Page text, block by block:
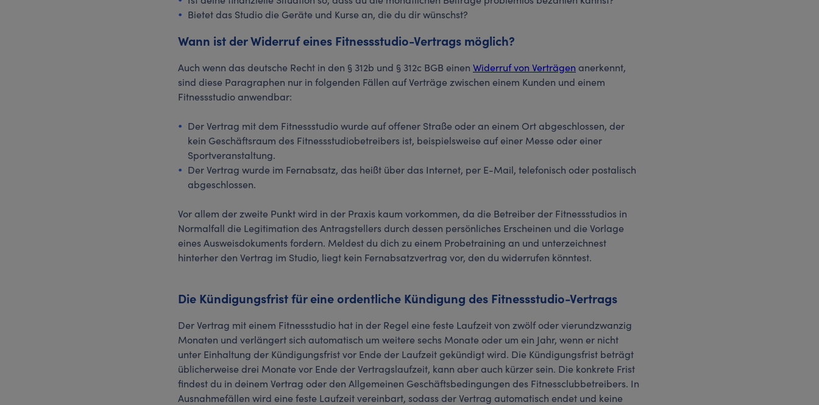
Bietet das Studio die Geräte und Kurse an, die du dir wünschst?
Wann ist der Widerruf eines Fitnessstudio-Vertrags möglich?
Auch wenn das deutsche Recht in den § 312b und § 312c BGB einen Widerruf von Verträgen anerkennt,
sind diese Paragraphen nur in folgenden Fällen auf Verträge zwischen einem Kunden und einem
Fitnessstudio anwendbar:
Der Vertrag mit dem Fitnessstudio wurde auf offener Straße oder an einem Ort abgeschlossen, der
kein Geschäftsraum des Fitnessstudiobetreibers ist, beispielsweise auf einer Messe oder einer
Sportveranstaltung.
Der Vertrag wurde im Fernabsatz, das heißt über das Internet, per E-Mail, telefonisch oder postalisch
abgeschlossen.
Vor allem der zweite Punkt wird in der Praxis kaum vorkommen, da die Betreiber der Fitnessstudios in
Normalfall die Legitimation des Antragstellers durch dessen persönliches Erscheinen und die Vorlage
eines Ausweisdokuments fordern. Meldest du dich zu einem Probetraining an und unterzeichnest
hinterher den Vertrag im Studio, liegt kein Fernabsatzvertrag vor, den du widerrufen könntest.
Die Kündigungsfrist für eine ordentliche Kündigung des Fitnessstudio-Vertrags
Der Vertrag mit einem Fitnessstudio hat in der Regel eine feste Laufzeit von zwölf oder vierundzwanzig
Monaten und verlängert sich automatisch um weitere sechs Monate oder um ein Jahr, wenn er nicht
unter Einhaltung der Kündigungsfrist vor Ende der Laufzeit gekündigt wird. Die Kündigungsfrist beträgt
üblicherweise drei Monate vor Ende der Vertragslaufzeit, kann aber auch kürzer sein. Die konkrete Frist
findest du in deinem Vertrag oder den Allgemeinen Geschäftsbedingungen des Fitnessclubbetreibers. In
Ausnahmefällen wird eine feste Laufzeit vereinbart, sodass der Vertrag automatisch endet und keine